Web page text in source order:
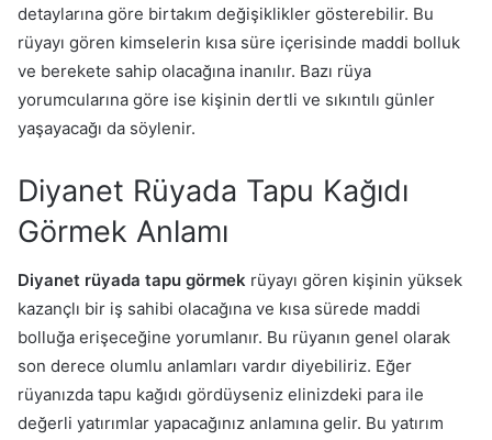
detaylarına göre birtakım değişiklikler gösterebilir. Bu
rüyayı gören kimselerin kısa süre içerisinde maddi bolluk
ve berekete sahip olacağına inanılır. Bazı rüya
yorumcularına göre ise kişinin dertli ve sıkıntılı günler
yaşayacağı da söylenir.
Diyanet Rüyada Tapu Kağıdı
Görmek Anlamı
Diyanet rüyada tapu görmek rüyayı gören kişinin yüksek
kazançlı bir iş sahibi olacağına ve kısa sürede maddi
bolluğa erişeceğine yorumlanır. Bu rüyanın genel olarak
son derece olumlu anlamları vardır diyebiliriz. Eğer
rüyanızda tapu kağıdı gördüyseniz elinizdeki para ile
değerli yatırımlar yapacağınız anlamına gelir. Bu yatırım